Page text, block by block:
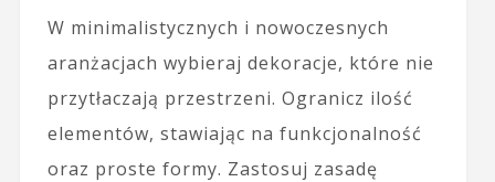
W minimalistycznych i nowoczesnych
aranżacjach wybieraj dekoracje, które nie
przytłaczają przestrzeni. Ogranicz ilość
elementów, stawiając na funkcjonalność
oraz proste formy. Zastosuj zasadę